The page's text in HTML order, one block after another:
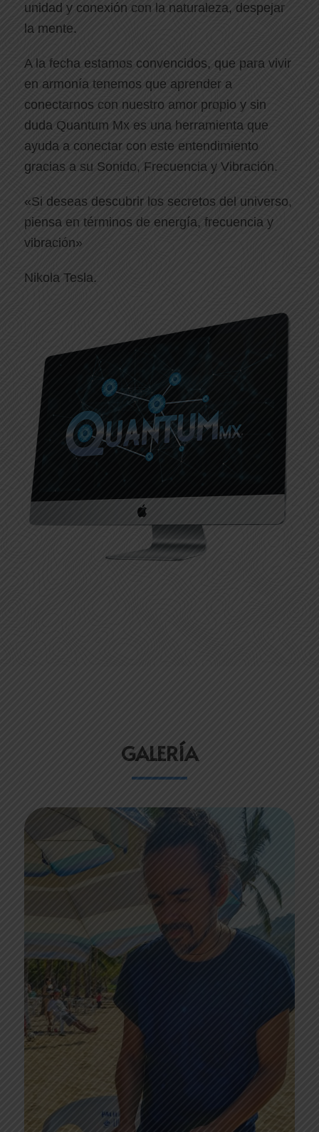
unidad y conexión con la naturaleza, despejar
la mente.
A la fecha estamos convencidos, que para vivir
en armonía tenemos que aprender a
conectarnos con nuestro amor propio y sin
duda Quantum Mx es una herramienta que
ayuda a conectar con este entendimiento
gracias a su Sonido, Frecuencia y Vibración.
«Si deseas descubrir los secretos del universo,
piensa en términos de energía, frecuencia y
vibración»
Nikola Tesla.
GALERÍA